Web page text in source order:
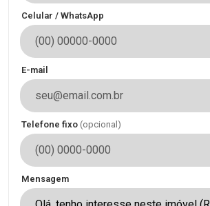
Celular / WhatsApp
E-mail
Telefone fixo (opcional)
Mensagem